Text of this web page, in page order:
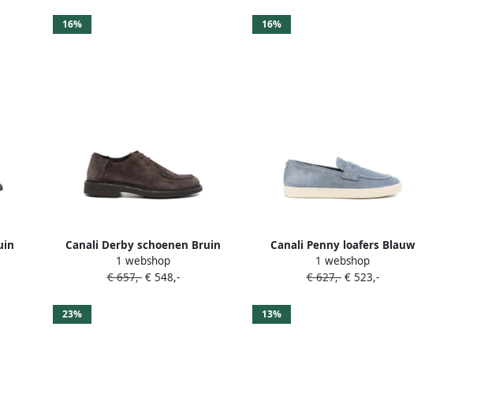
16%
Canali Derby schoenen Bruin
1 webshop
€ 657,-€ 548,-
16%
Canali Penny loafers Blauw
1 webshop
€ 627,-€ 523,-
23% 13%